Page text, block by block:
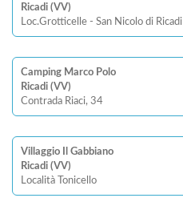
Ricadi (VV)
Loc.Grotticelle - San Nicolo di Ricadi
Camping Marco Polo
Ricadi (VV)
Contrada Riaci, 34
Villaggio Il Gabbiano
Ricadi (VV)
Località Tonicello